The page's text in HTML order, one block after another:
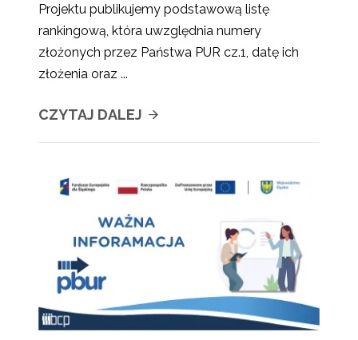
Projektu publikujemy podstawową listę
rankingową, która uwzględnia numery
złożonych przez Państwa PUR cz.1, datę ich
złożenia oraz ...
CZYTAJ DALEJ